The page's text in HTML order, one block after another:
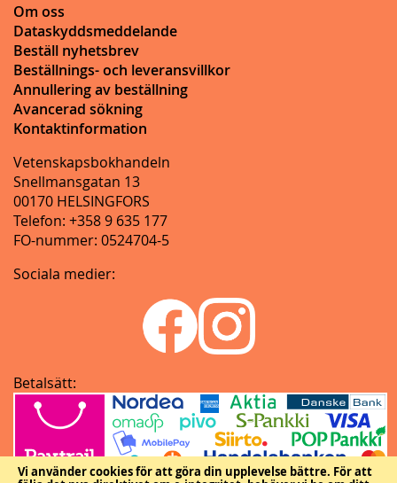
Vi använder cookies för att göra din upplevelse bättre. För att
Om oss
Dataskyddsmeddelande
Beställ nyhetsbrev
Beställnings- och leveransvillkor
Annullering av beställning
Avancerad sökning
Kontaktinformation
Vetenskapsbokhandeln
Snellmansgatan 13
00170 HELSINGFORS
Telefon: +358 9 635 177
FO-nummer: 0524704-5
Sociala medier:
Betalsätt: